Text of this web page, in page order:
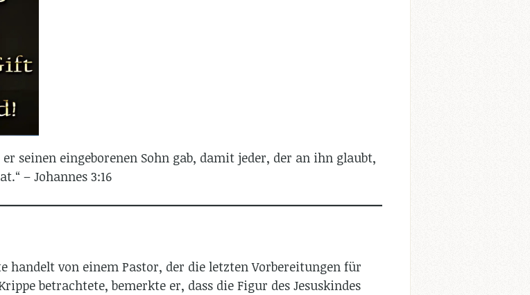
seinen eingeborenen Sohn gab, damit jeder, der an ihn glaubt,
– Johannes 3:16
handelt von einem Pastor, der die letzten Vorbereitungen für
betrachtete, bemerkte er, dass die Figur des Jesuskindes